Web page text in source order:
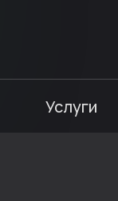
Услуги